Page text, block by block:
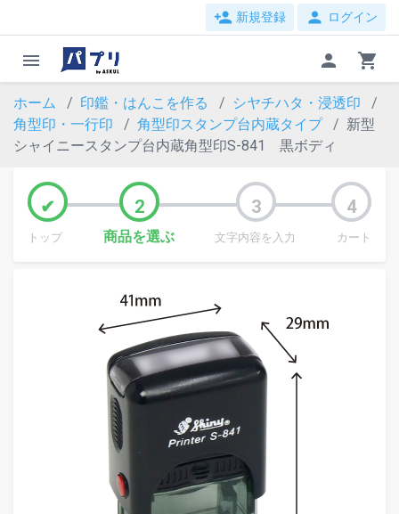
person_add 新規登録 person ログイン
menu person shopping_cart
ホーム 印鑑・はんこを作る
シヤチハタ・浸透印
角型印・一行印
角型印スタンプ台内蔵タイプ
新型
シャイニースタンプ台内蔵角型印S-841 黒ボディ
トップ 商品を選ぶ 文字内容を入力 カート